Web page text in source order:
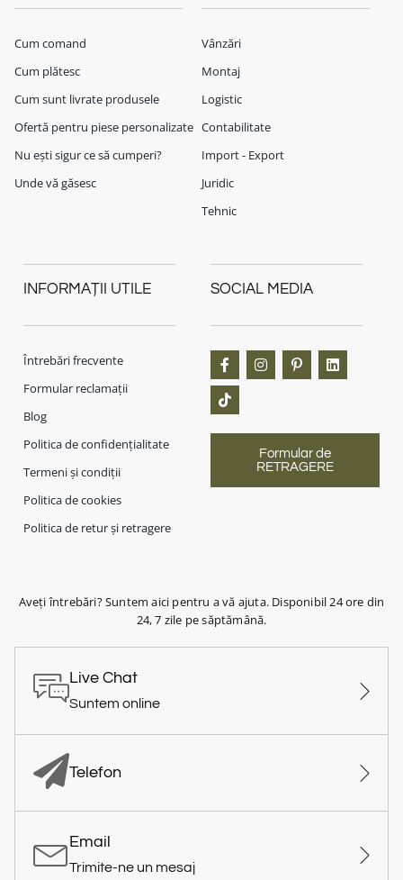
Cum comand
Cum plătesc
Cum sunt livrate produsele
Ofertă pentru piese personalizate
Nu ești sigur ce să cumperi?
Unde vă găsesc
Vânzări
Montaj
Logistic
Contabilitate
Import - Export
Juridic
Tehnic
INFORMAȚII UTILE
Întrebări frecvente
Formular reclamații
Blog
Politica de confidențialitate
Termeni și condiții
Politica de cookies
Politica de retur și retragere
SOCIAL MEDIA
Formular de
RETRAGERE
Aveți întrebări? Suntem aici pentru a vă ajuta. Disponibil 24 ore din
24, 7 zile pe săptămână.
Live Chat
Suntem online
Telefon
Email
Trimite-ne un mesaj